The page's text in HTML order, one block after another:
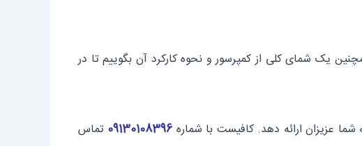
یک شمای کلی از کمپرسور و نحوه کارکرد آن بگوییم تا در
شما عزیزان ارائه دهد. کافیست با شماره 09130108396 تماس